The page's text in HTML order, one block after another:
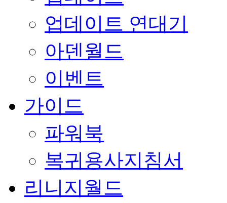
업데이트 연대기
아덴월드
이벤트
가이드
파워북
복귀용사지침서
리니지월드